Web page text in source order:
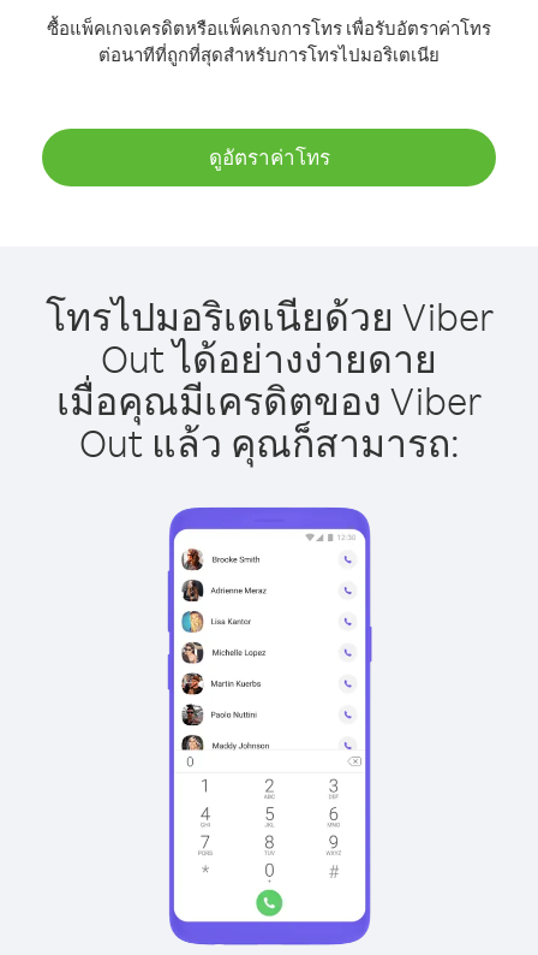
ซื้อแพ็คเกจเครดิตหรือแพ็คเกจการโทร เพื่อรับอัตราค่าโทร
ต่อนาทีที่ถูกที่สุดสำหรับการโทรไปมอริเตเนีย
ดูอัตราค่าโทร
โทรไปมอริเตเนียด้วย Viber
Out ได้อย่างง่ายดาย
เมื่อคุณมีเครดิตของ Viber
Out แล้ว คุณก็สามารถ: